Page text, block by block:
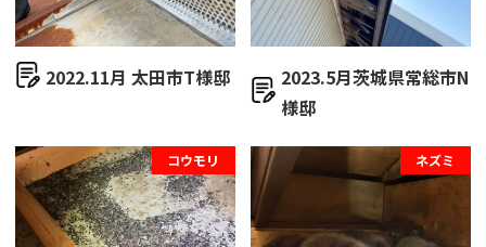
2022.11月 太田市T様邸
2023.5月茨城県常総市N
様邸
コウモリ ネズミ